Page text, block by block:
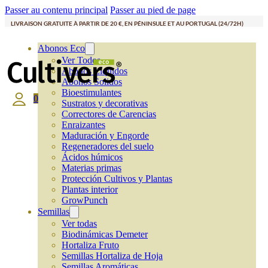
Passer au contenu principal Passer au pied de page
LIVRAISON GRATUITE À PARTIR DE 20 €, EN PÉNINSULE ET AU PORTUGAL (24/72H)
Abonos Eco
Ver Todos
Abonos Líquidos
Abonos Solidos
Bioestimulantes
Sustratos y decorativas
Correctores de Carencias
Enraizantes
Maduración y Engorde
Regeneradores del suelo
Ácidos húmicos
Materias primas
Protección Cultivos y Plantas
Plantas interior
GrowPunch
Semillas
Ver todas
Biodinámicas Demeter
Hortaliza Fruto
Semillas Hortaliza de Hoja
0